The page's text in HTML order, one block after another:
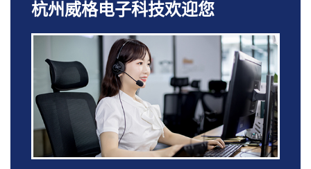
杭州威格电子科技欢迎您